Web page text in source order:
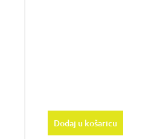
Dodaj u košaricu